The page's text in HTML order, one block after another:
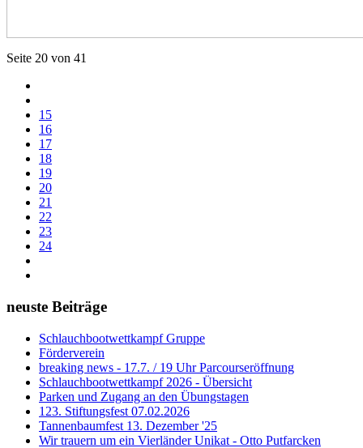
Seite 20 von 41
15
16
17
18
19
20
21
22
23
24
neuste Beiträge
Schlauchbootwettkampf Gruppe
Förderverein
breaking news - 17.7. / 19 Uhr Parcourseröffnung
Schlauchbootwettkampf 2026 - Übersicht
Parken und Zugang an den Übungstagen
123. Stiftungsfest 07.02.2026
Tannenbaumfest 13. Dezember '25
Wir trauern um ein Vierländer Unikat - Otto Putfarcken